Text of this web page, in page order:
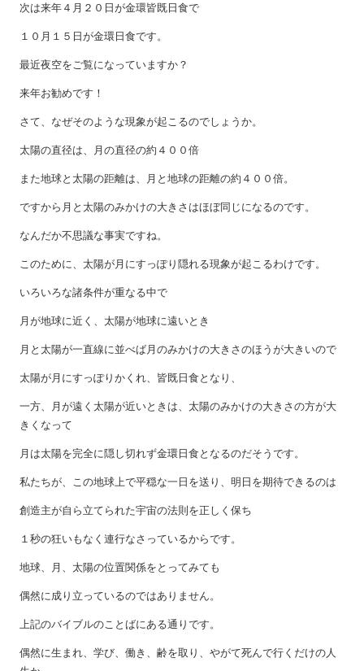
次は来年４月２０日が金環皆既日食で
１０月１５日が金環日食です。
最近夜空をご覧になっていますか？
来年お勧めです！
さて、なぜそのような現象が起こるのでしょうか。
太陽の直径は、月の直径の約４００倍
また地球と太陽の距離は、月と地球の距離の約４００倍。
ですから月と太陽のみかけの大きさはほぼ同じになるのです。
なんだか不思議な事実ですね。
このために、太陽が月にすっぽり隠れる現象が起こるわけです。
いろいろな諸条件が重なる中で
月が地球に近く、太陽が地球に遠いとき
月と太陽が一直線に並べば月のみかけの大きさのほうが大きいので
太陽が月にすっぽりかくれ、皆既日食となり、
一方、月が遠く太陽が近いときは、太陽のみかけの大きさの方が大
きくなって
月は太陽を完全に隠し切れず金環日食となるのだそうです。
私たちが、この地球上で平穏な一日を送り、明日を期待できるのは
創造主が自ら立てられた宇宙の法則を正しく保ち
１秒の狂いもなく連行なさっているからです。
地球、月、太陽の位置関係をとってみても
偶然に成り立っているのではありません。
上記のバイブルのことばにある通りです。
偶然に生まれ、学び、働き、齢を取り、やがて死んで行くだけの人